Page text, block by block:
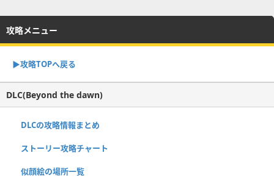
攻略メニュー
▶︎攻略TOPへ戻る
DLC(Beyond the dawn)
DLCの攻略情報まとめ
ストーリー攻略チャート
似顔絵の場所一覧